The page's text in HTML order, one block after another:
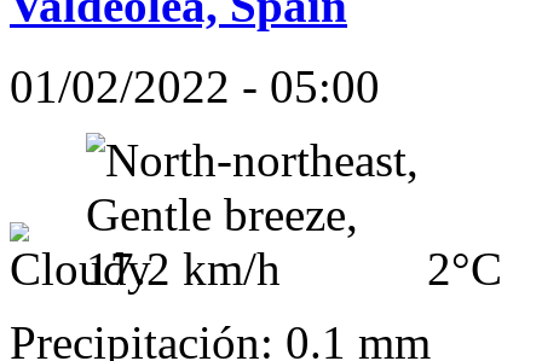
01/02/2022 - 05:00
2°C
Precipitación: 0.1 mm